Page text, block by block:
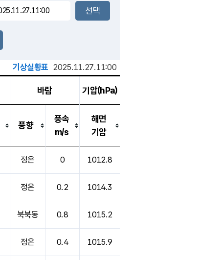
장호원
기상실황표 2025.11.27.11:00
바람 기압(hPa)
풍향
풍속
m/s
해면
기압
정온 0 1012.8
정온 0.2 1014.3
북북동 0.8 1015.2
정온 0.4 1015.9